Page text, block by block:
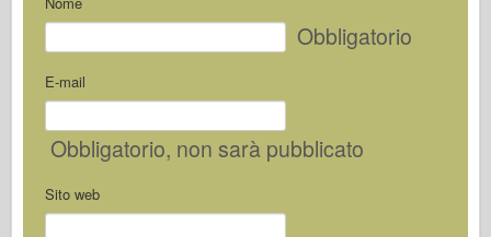
Obbligatorio
E-mail
Obbligatorio, non sarà pubblicato
Sito web